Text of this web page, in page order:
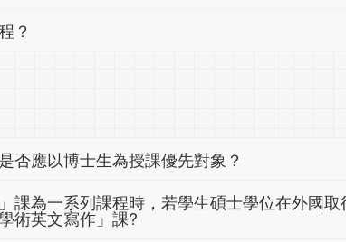
？
否應以博士生為授課優先對象？
課為一系列課程時，若學生碩士學位在外國
術英文寫作」課?